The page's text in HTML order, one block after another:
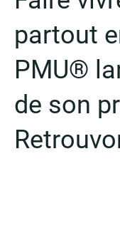
partout
PMU®
de son